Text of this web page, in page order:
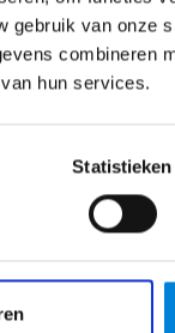
gebruik van onze
combineren
hun services.
Statistieken